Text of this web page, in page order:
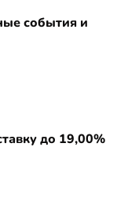
события и
до 19,00%